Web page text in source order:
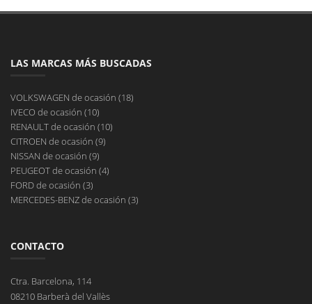
LAS MARCAS MÁS BUSCADAS
VOLKSWAGEN de ocasión (18)
IVECO de ocasión (10)
RENAULT de ocasión (10)
CITROEN de ocasión (9)
NISSAN de ocasión (9)
PEUGEOT de ocasión (4)
FORD de ocasión (3)
MERCEDES-BENZ de ocasión (3)
CONTACTO
Ctra. Barcelona, 114
08210 Barberà del Vallès